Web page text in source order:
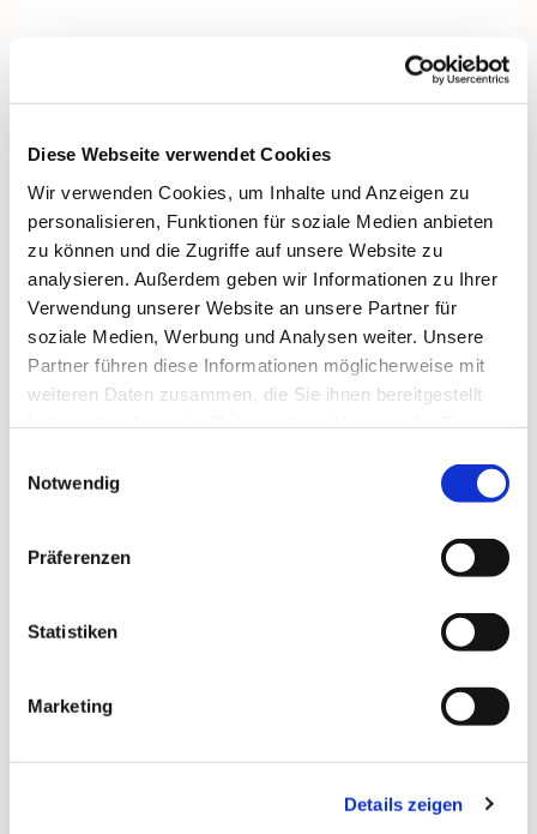
Diese Webseite verwendet Cookies
Wir verwenden Cookies, um Inhalte und Anzeigen zu
personalisieren, Funktionen für soziale Medien anbieten
zu können und die Zugriffe auf unsere Website zu
analysieren. Außerdem geben wir Informationen zu Ihrer
Verwendung unserer Website an unsere Partner für
soziale Medien, Werbung und Analysen weiter. Unsere
Partner führen diese Informationen möglicherweise mit
weiteren Daten zusammen, die Sie ihnen bereitgestellt
Notwendig
Präferenzen
Statistiken
Marketing
Details zeigen
Dies könnte Sie auch